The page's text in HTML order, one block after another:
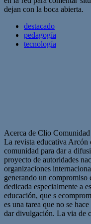
dejan con la boca abierta.
destacado
pedagogía
tecnología
Acerca de Clio Comunidad
La revista educativa Arcón
comunidad para dar a
proyecto de autoridades
organizaciones
generando un compromiso
dedicada especialmente a
educación, que s
es una tarea que no se
dar divulgación. La via de